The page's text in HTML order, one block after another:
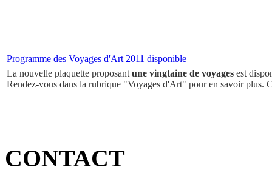
Programme des Voyages d'Art 2011 disponible
La nouvelle plaquette proposantune vingtaine de voyages est
Rendez-vous dans la rubrique "Voyages d'Art" pour en savoir plus.
CONTACT